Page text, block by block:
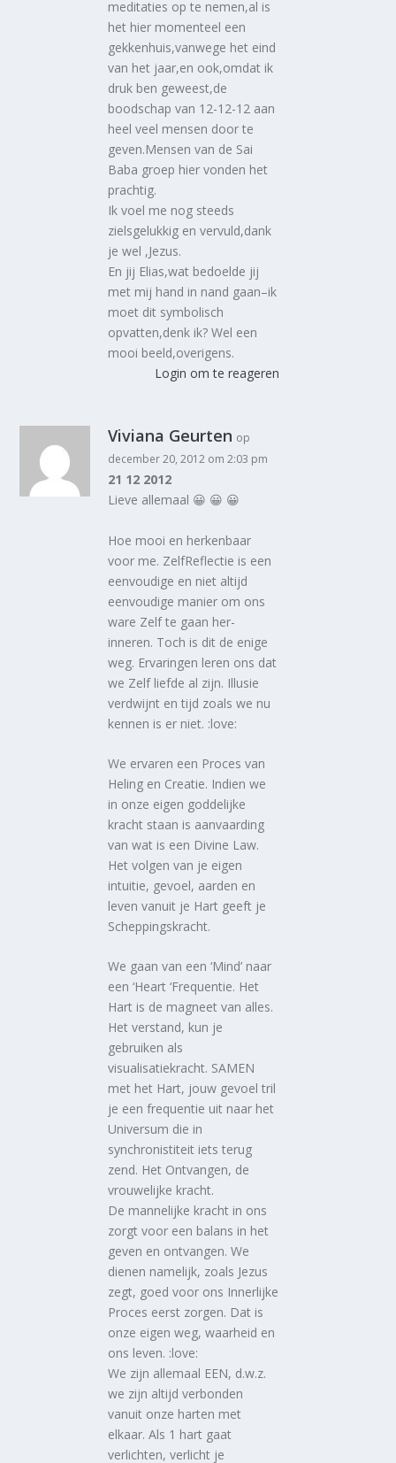
meditaties op te nemen,al is
het hier momenteel een
gekkenhuis,vanwege het eind
van het jaar,en ook,omdat ik
druk ben geweest,de
boodschap van 12-12-12 aan
heel veel mensen door te
geven.Mensen van de Sai
Baba groep hier vonden het
prachtig.
Ik voel me nog steeds
zielsgelukkig en vervuld,dank
je wel ,Jezus.
En jij Elias,wat bedoelde jij
met mij hand in nand gaan–ik
moet dit symbolisch
opvatten,denk ik? Wel een
mooi beeld,overigens.
Login om te reageren
Viviana Geurten op
december 20, 2012 om 2:03 pm
21 12 2012
Lieve allemaal 😀 😀 😀
Hoe mooi en herkenbaar
voor me. ZelfReflectie is een
eenvoudige en niet altijd
eenvoudige manier om ons
ware Zelf te gaan her-
inneren. Toch is dit de enige
weg. Ervaringen leren ons dat
we Zelf liefde al zijn. Illusie
verdwijnt en tijd zoals we nu
kennen is er niet. :love:
We ervaren een Proces van
Heling en Creatie. Indien we
in onze eigen goddelijke
kracht staan is aanvaarding
van wat is een Divine Law.
Het volgen van je eigen
intuitie, gevoel, aarden en
leven vanuit je Hart geeft je
Scheppingskracht.
We gaan van een ‘Mind’ naar
een ‘Heart ‘Frequentie. Het
Hart is de magneet van alles.
Het verstand, kun je
gebruiken als
visualisatiekracht. SAMEN
met het Hart, jouw gevoel tril
je een frequentie uit naar het
Universum die in
synchronistiteit iets terug
zend. Het Ontvangen, de
vrouwelijke kracht.
De mannelijke kracht in ons
zorgt voor een balans in het
geven en ontvangen. We
dienen namelijk, zoals Jezus
zegt, goed voor ons Innerlijke
Proces eerst zorgen. Dat is
onze eigen weg, waarheid en
ons leven. :love:
We zijn allemaal EEN, d.w.z.
we zijn altijd verbonden
vanuit onze harten met
elkaar. Als 1 hart gaat
verlichten, verlicht je